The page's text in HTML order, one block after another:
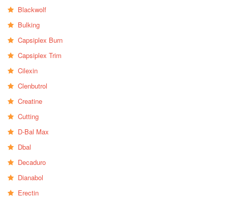
Blackwolf
Bulking
Capsiplex Burn
Capsiplex Trim
Cilexin
Clenbutrol
Creatine
Cutting
D-Bal Max
Dbal
Decaduro
Dianabol
Erectin